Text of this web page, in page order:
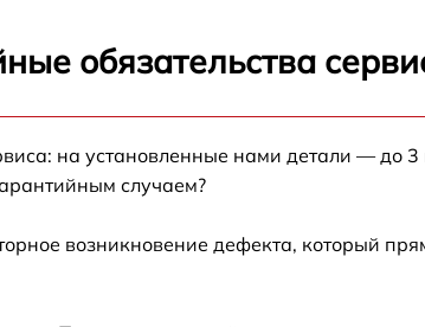
управления Sharp
обязательства
на установленные нами детали — до 3
случаем?
возникновение дефекта, который